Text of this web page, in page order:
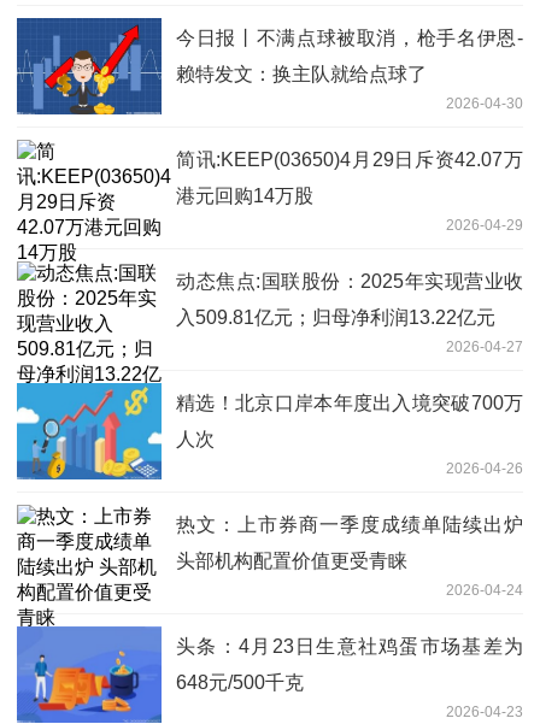
今日报丨不满点球被取消，枪手名伊恩-
赖特发文：换主队就给点球了
2026-04-30
简讯:KEEP(03650)4月29日斥资42.07万
港元回购14万股
2026-04-29
动态焦点:国联股份：2025年实现营业收
入509.81亿元；归母净利润13.22亿元
2026-04-27
精选！北京口岸本年度出入境突破700万
人次
2026-04-26
热文：上市券商一季度成绩单陆续出炉
头部机构配置价值更受青睐
2026-04-24
头条：4月23日生意社鸡蛋市场基差为
648元/500千克
2026-04-23